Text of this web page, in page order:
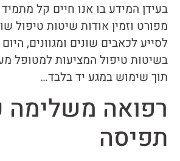
בעידן המידע בו אנו חיים קל
מפורט וזמין אודות שיטות טיפול
לסייע לכאבים שונים ומגוונים,
בשיטות טיפול המציעות למטופל
תוך שימוש במגע יד בלבד…
רפואה משלימה
תפיסה